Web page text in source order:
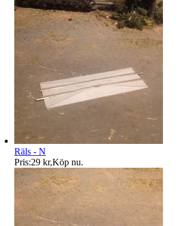
Räls - N
Pris:29 kr,Köp nu.